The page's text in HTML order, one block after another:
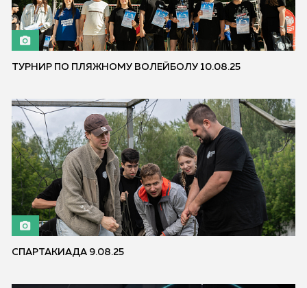
ТУРНИР ПО ПЛЯЖНОМУ ВОЛЕЙБОЛУ 10.08.25
СПАРТАКИАДА 9.08.25